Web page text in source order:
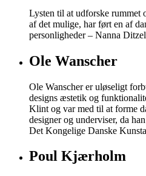
Lysten til at udforske rummet
af det mulige, har ført en af
personligheder – Nanna
Ole Wanscher
Ole Wanscher er uløseligt
designs æstetik og
Klint og var med til at forme
designer og underviser, da
Det Kongelige Danske
Poul Kjærholm